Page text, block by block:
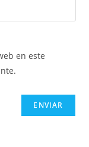
en este